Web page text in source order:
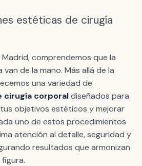
estéticas de cirugía
comprendemos que la
de la mano. Más allá de la
una variedad de
cirugía corporaldiseñados para
objetivos estéticos y mejorar
uno de estos procedimientos
atención al detalle, seguridad y
resultados que armonizan